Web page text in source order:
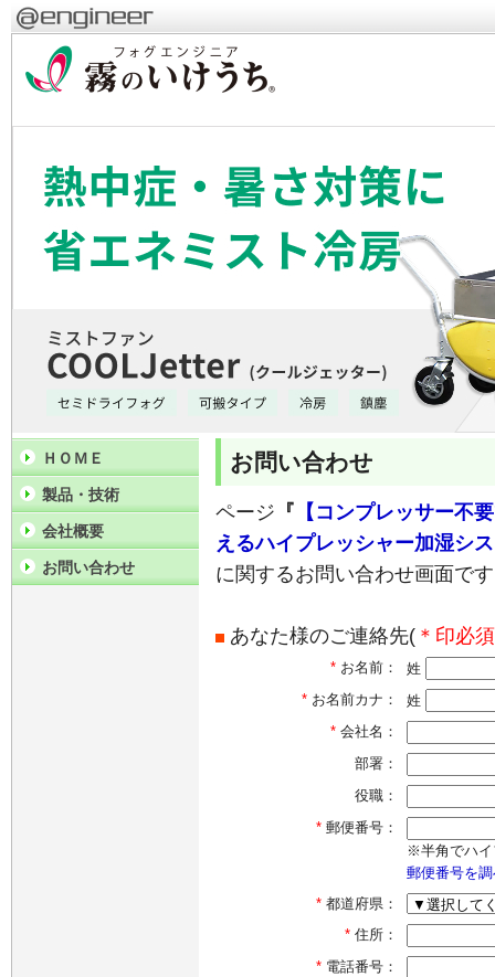
お問い合わせ
ページ 『 【コンプレッサー不
えるハイプレッシャー加湿シ
に関するお問い合わせ画面で
あなた様のご連絡先(＊印必須
* お名前：
姓
* お名前カナ：
姓
* 会社名：
部署：
役職：
* 郵便番号：
※半角でハイ
郵便番号を
* 都道府県：
* 住所：
* 電話番号：
ＨＯＭＥ
製品・技術
会社概要
お問い合わせ